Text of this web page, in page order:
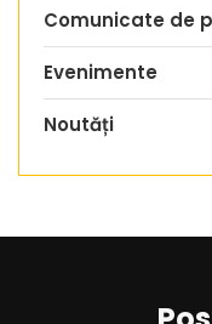
Comunicate de
Evenimente
Noutăți